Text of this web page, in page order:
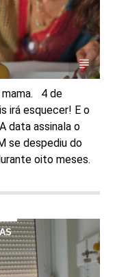
mama. 4 de
irá esquecer! E o
data assinala o
se despediu do
oito meses.